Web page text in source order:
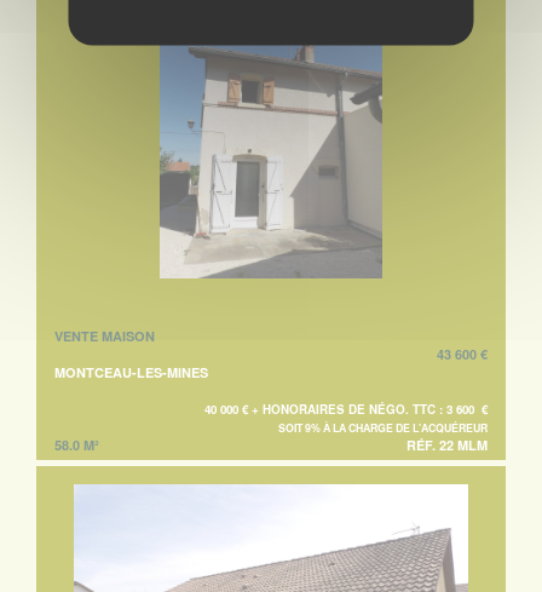
VENTE MAISON
43 600 €
MONTCEAU-LES-MINES
40 000 € + HONORAIRES DE NÉGO. TTC : 3 600 €
SOIT 9% À LA CHARGE DE L'ACQUÉREUR
58.0 M² RÉF. 22 MLM